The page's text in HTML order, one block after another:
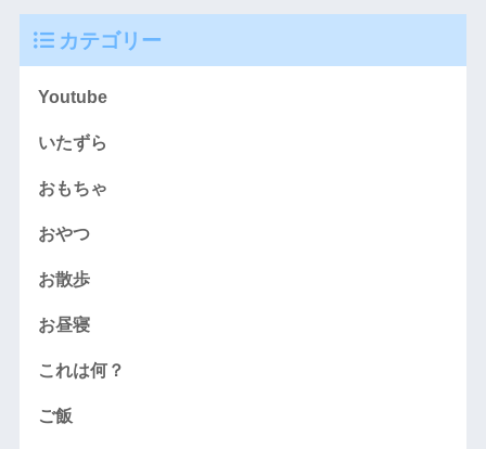
カテゴリー
Youtube
いたずら
おもちゃ
おやつ
お散歩
お昼寝
これは何？
ご飯